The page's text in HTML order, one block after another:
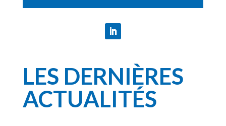
LES DERNIÈRES
ACTUALITÉS